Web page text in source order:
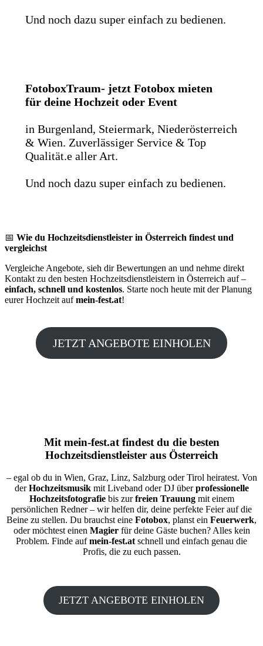
Und noch dazu super einfach zu bedienen.
FotoboxTraum- jetzt Fotobox mieten
für deine Hochzeit oder Event
in Burgenland, Steiermark, Niederösterreich
& Wien. Zuverlässiger Service & Top
Qualität.e aller Art.
Und noch dazu super einfach zu bedienen.
📅 Wie du Hochzeitsdienstleister in Österreich findest und
vergleichst
Vergleiche Angebote, sieh dir Bewertungen an und nehme direkt
Kontakt zu den besten Hochzeitsdienstleistern in Österreich auf –
einfach, schnell und kostenlos. Starte noch heute mit der Planung
eurer Hochzeit aufmein-fest.at!
JETZT ANGEBOTE EINHOLEN
Mit mein-fest.atfindest du die besten
Hochzeitsdienstleister aus Österreich
– egal ob du in Wien, Graz, Linz, Salzburg oder Tirol heiratest. Von
derHochzeitsmusikmit Liveband oder DJ überprofessionelle
Hochzeitsfotografiebis zurfreien Trauungmit einem
persönlichen Redner – wir helfen dir, deine perfekte Feier auf die
Beine zu stellen. Du brauchst eine Fotobox, planst ein Feuerwerk,
oder möchtest einen Magierfür deine Gäste buchen? Alles kein
Problem. Finde aufmein-fest.atschnell und einfach genau die
Profis, die zu euch passen.
JETZT ANGEBOTE EINHOLEN